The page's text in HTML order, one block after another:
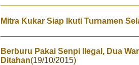
Mitra Kukar Siap Ikuti Turnamen
Berburu Pakai Senpi Ilegal, Dua
Ditahan(19/10/2015)